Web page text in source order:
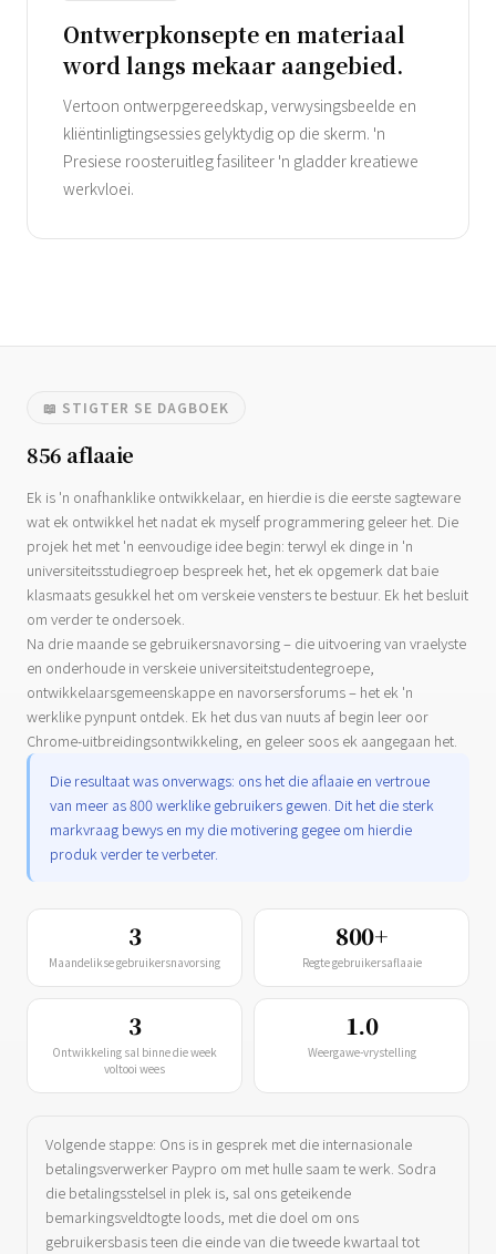
Ontwerpkonsepte en materiaal
word langs mekaar aangebied.
Vertoon ontwerpgereedskap, verwysingsbeelde en
kliëntinligtingsessies gelyktydig op die skerm. 'n
Presiese roosteruitleg fasiliteer 'n gladder kreatiewe
werkvloei.
📖 STIGTER SE DAGBOEK
856 aflaaie
Ek is 'n onafhanklike ontwikkelaar, en hierdie is die eerste sagteware
wat ek ontwikkel het nadat ek myself programmering geleer het. Die
projek het met 'n eenvoudige idee begin: terwyl ek dinge in 'n
universiteitsstudiegroep bespreek het, het ek opgemerk dat baie
klasmaats gesukkel het om verskeie vensters te bestuur. Ek het besluit
om verder te ondersoek.
Na drie maande se gebruikersnavorsing – die uitvoering van vraelyste
en onderhoude in verskeie universiteitstudentegroepe,
ontwikkelaarsgemeenskappe en navorsersforums – het ek 'n
werklike pynpunt ontdek. Ek het dus van nuuts af begin leer oor
Chrome-uitbreidingsontwikkeling, en geleer soos ek aangegaan het.
Die resultaat was onverwags: ons het die aflaaie en vertroue
van meer as 800 werklike gebruikers gewen. Dit het die sterk
markvraag bewys en my die motivering gegee om hierdie
produk verder te verbeter.
3
Maandelikse gebruikersnavorsing
800+
Regte gebruikersaflaaie
3
Ontwikkeling sal binne die week
voltooi wees
1.0
Weergawe-vrystelling
Volgende stappe: Ons is in gesprek met die internasionale
betalingsverwerker Paypro om met hulle saam te werk. Sodra
die betalingsstelsel in plek is, sal ons geteikende
bemarkingsveldtogte loods, met die doel om ons
gebruikersbasis teen die einde van die tweede kwartaal tot